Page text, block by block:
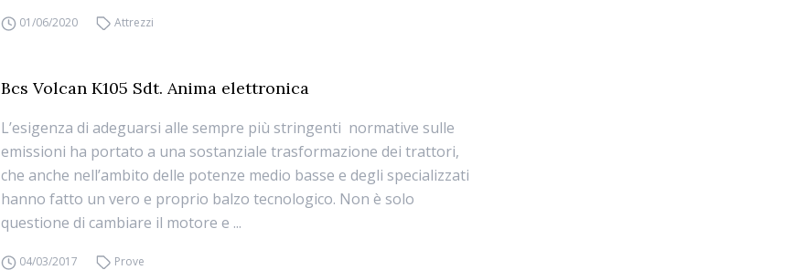
01/06/2020 Attrezzi
Bcs Volcan K105 Sdt. Anima elettronica
L’esigenza di adeguarsi alle sempre più stringenti normative sulle
emissioni ha portato a una sostanziale trasformazione dei trattori,
che anche nell’ambito delle potenze medio basse e degli specializzati
hanno fatto un vero e proprio balzo tecnologico. Non è solo
questione di cambiare il motore e ...
04/03/2017 Prove